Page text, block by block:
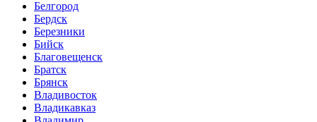
Белгород
Бердск
Березники
Бийск
Благовещенск
Братск
Брянск
Владивосток
Владикавказ